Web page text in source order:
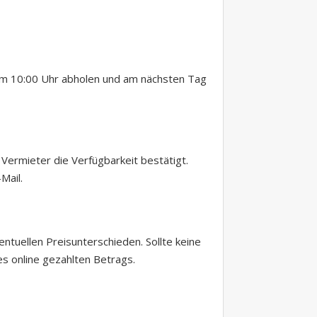
10:00 Uhr abholen und am nächsten Tag
die Verfügbarkeit bestätigt.
Preisunterschieden. Sollte keine
online gezahlten Betrags.